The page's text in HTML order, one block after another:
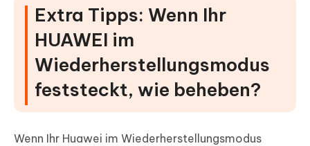
Extra Tipps: Wenn Ihr
HUAWEI im
Wiederherstellungsmodus
feststeckt, wie beheben?
Wenn Ihr Huawei im Wiederherstellungsmodus